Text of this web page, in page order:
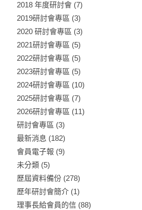
2018 年度研討會(7)
2019研討會專區 (3)
2020 研討會專區 (3)
2021研討會專區 (5)
2022研討會專區 (5)
2023研討會專區 (5)
2024研討會專區 (10)
2025研討會專區 (7)
2026研討會專區 (11)
研討會專區 (3)
最新消息 (182)
會員電子報 (9)
未分類(5)
歷屆資料備份(278)
歷年研討會簡介(1)
理事長給會員的信(88)